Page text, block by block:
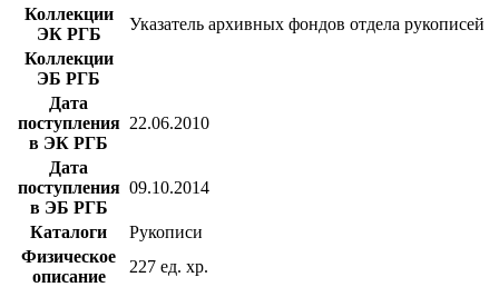
Коллекции
ЭК РГБ
Указатель архивных фондов отдела рукописей
Коллекции
ЭБ РГБ
Дата
поступления
в ЭК РГБ
22.06.2010
Дата
поступления
в ЭБ РГБ
09.10.2014
Каталоги
Рукописи
Физическое
описание
227 ед. хр.